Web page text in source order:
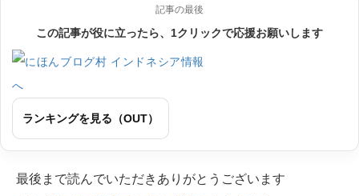
記事の最後
この記事が役に立ったら、1クリックで応援お願いします
ランキングを見る（OUT）
最後まで読んでいただきありがとうございます